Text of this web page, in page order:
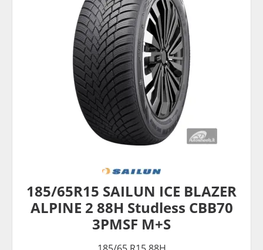
185/65R15 SAILUN ICE BLAZER
ALPINE 2 88H Studless CBB70
3PMSF M+S